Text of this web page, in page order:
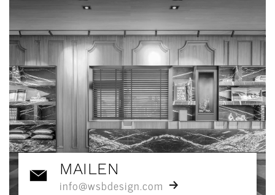
MAILEN
info@wsbdesign.com